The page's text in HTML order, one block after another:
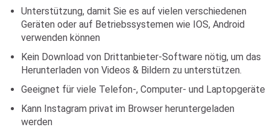
Unterstützung, damit Sie es auf vielen verschiedenen
Geräten oder auf Betriebssystemen wie IOS, Android
verwenden können
Kein Download von Drittanbieter-Software nötig, um das
Herunterladen von Videos & Bildern zu unterstützen.
Geeignet für viele Telefon-, Computer- und Laptopgeräte
Kann Instagram privat im Browser heruntergeladen
werden